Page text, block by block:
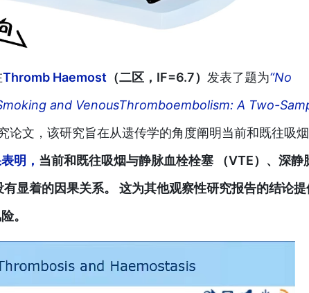
Thromb Haemost （二区，IF=6.7） 发表了题为“No
and VenousThromboembolism: A Two-
论文，该研究旨在从遗传学的角度阐明当前和既往吸
明， 当前和既往吸烟与静脉血栓栓塞 （VTE）、深静
显着的因果关系。 这为其他观察性研究报告的结论
。